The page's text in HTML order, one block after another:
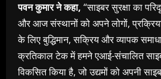
पवन कुमार ने कहा, “साइबर सुरक्षा का
और आज संस्थानों को अपने लोगों,
के लिए बुद्धिमान, सक्रिय और व्यापक
क्रतिकाल टेक में हमने एआई-संचालित
विकसित किया है, जो उद्यमों को अपनी